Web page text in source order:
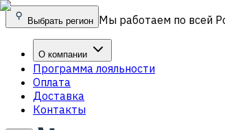
Выбрать регион Мы работаем по всей
О компании
Программа лояльности
Оплата
Доставка
Контакты